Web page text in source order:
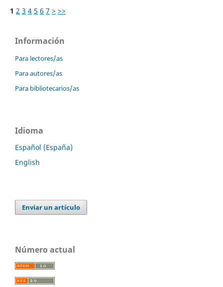
1 2 3 4 5 6 7 > >>
Información
Para lectores/as
Para autores/as
Para bibliotecarios/as
Idioma
Español (España)
English
Enviar un artículo
Número actual